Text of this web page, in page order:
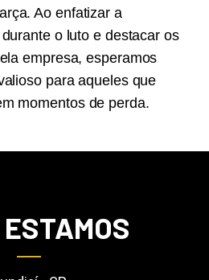
Ao enfatizar a
o luto e destacar os
empresa, esperamos
para aqueles que
momentos de perda.